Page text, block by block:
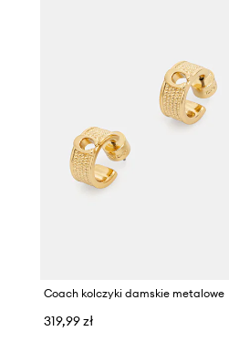
Coach kolczyki damskie metalowe
319,99 zł